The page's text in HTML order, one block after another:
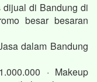
dijual di Bandung di
besar besaran
dalam Bandung
· Makeup